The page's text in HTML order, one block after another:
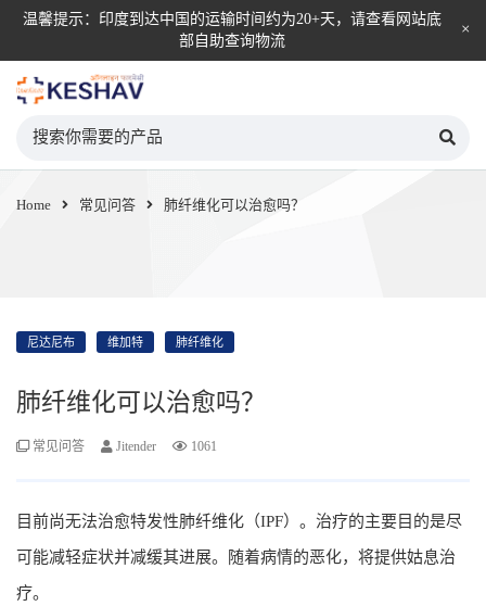
温馨提示：印度到达中国的运输时间约为20+天，请查看网站底
部自助查询物流
Home 常见问答 肺纤维化可以治愈吗？
尼达尼布 维加特 肺纤维化
肺纤维化可以治愈吗？
常见问答 Jitender 1061
目前尚无法治愈特发性肺纤维化（IPF）。治疗的主要目的是尽
可能减轻症状并减缓其进展。随着病情的恶化，将提供姑息治
疗。